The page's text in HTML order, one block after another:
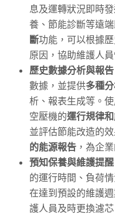
息及運轉狀況即時
養、節能診斷等遠
斷功能，可以根據
原因，協助維護人
歷史數據分析與報告
數據，並提供多種
析、報表生成等。
空壓機的運行規律
並評估節能改造的
的能源報告 ，為企
預知保養與維護提醒
的運行時間、負荷情
在達到預設的維護週
護人員及時更換濾芯